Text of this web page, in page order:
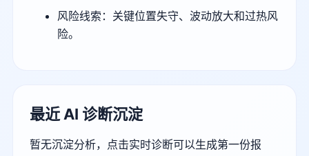
风险线索：关键位置失守、波动放大和过热风
险。
最近 AI 诊断沉淀
暂无沉淀分析，点击实时诊断可以生成第一份报